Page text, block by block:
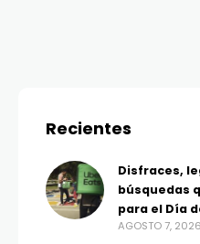
Recientes
Disfraces,
búsquedas
para el Día
AGOSTO 7, 2026